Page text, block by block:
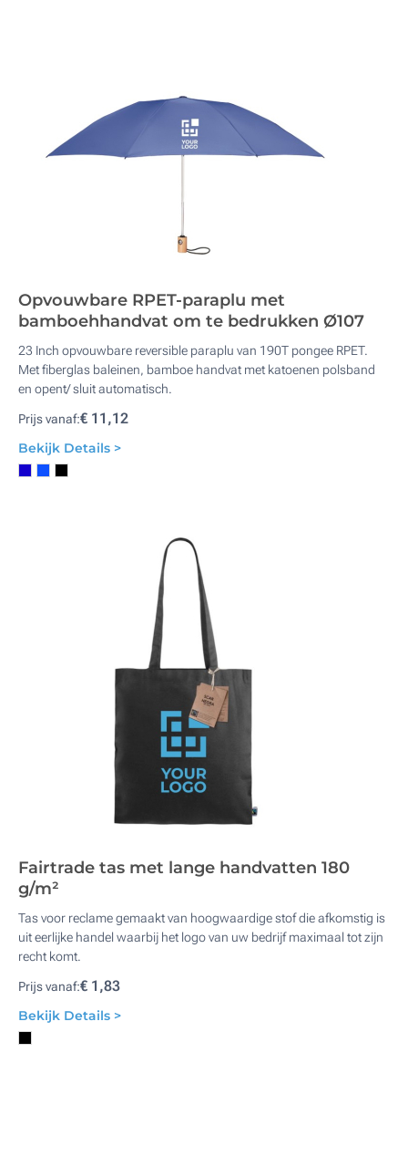
Opvouwbare RPET-paraplu met
bamboehhandvat om te bedrukken Ø107
23 Inch opvouwbare reversible paraplu van 190T pongee RPET.
Met fiberglas baleinen, bamboe handvat met katoenen polsband
en opent/ sluit automatisch.
Prijs vanaf:€ 11,12
Bekijk Details >
Fairtrade tas met lange handvatten 180
g/m²
Tas voor reclame gemaakt van hoogwaardige stof die afkomstig is
uit eerlijke handel waarbij het logo van uw bedrijf maximaal tot zijn
recht komt.
Prijs vanaf:€ 1,83
Bekijk Details >